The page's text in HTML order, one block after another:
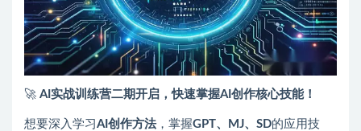
🚀 AI实战训练营二期开启，快速掌握AI创作核心技能！
想要深入学习 AI创作方法，掌握GPT、MJ、SD的应用技